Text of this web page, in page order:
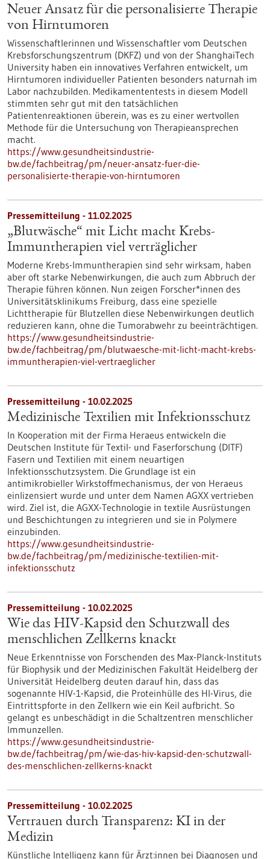
Neuer Ansatz für die personalisierte Therapie
von Hirntumoren
Wissenschaftlerinnen und Wissenschaftler vom Deutschen
Krebsforschungszentrum (DKFZ) und von der ShanghaiTech
University haben ein innovatives Verfahren entwickelt, um
Hirntumoren individueller Patienten besonders naturnah im
Labor nachzubilden. Medikamententests in diesem Modell
stimmten sehr gut mit den tatsächlichen
Patientenreaktionen überein, was es zu einer wertvollen
Methode für die Untersuchung von Therapieansprechen
macht.
https://www.gesundheitsindustrie-
bw.de/fachbeitrag/pm/neuer-ansatz-fuer-die-
personalisierte-therapie-von-hirntumoren
Pressemitteilung - 11.02.2025
„Blutwäsche“ mit Licht macht Krebs-
Immuntherapien viel verträglicher
Moderne Krebs-Immuntherapien sind sehr wirksam, haben
aber oft starke Nebenwirkungen, die auch zum Abbruch der
Therapie führen können. Nun zeigen Forscher*innen des
Universitätsklinikums Freiburg, dass eine spezielle
Lichttherapie für Blutzellen diese Nebenwirkungen deutlich
reduzieren kann, ohne die Tumorabwehr zu beeinträchtigen.
https://www.gesundheitsindustrie-
bw.de/fachbeitrag/pm/blutwaesche-mit-licht-macht-krebs-
immuntherapien-viel-vertraeglicher
Pressemitteilung - 10.02.2025
Medizinische Textilien mit Infektionsschutz
In Kooperation mit der Firma Heraeus entwickeln die
Deutschen Institute für Textil- und Faserforschung (DITF)
Fasern und Textilien mit einem neuartigen
Infektionsschutzsystem. Die Grundlage ist ein
antimikrobieller Wirkstoffmechanismus, der von Heraeus
einlizensiert wurde und unter dem Namen AGXX vertrieben
wird. Ziel ist, die AGXX-Technologie in textile Ausrüstungen
und Beschichtungen zu integrieren und sie in Polymere
einzubinden.
https://www.gesundheitsindustrie-
bw.de/fachbeitrag/pm/medizinische-textilien-mit-
infektionsschutz
Pressemitteilung - 10.02.2025
Wie das HIV-Kapsid den Schutzwall des
menschlichen Zellkerns knackt
Neue Erkenntnisse von Forschenden des Max-Planck-Instituts
für Biophysik und der Medizinischen Fakultät Heidelberg der
Universität Heidelberg deuten darauf hin, dass das
sogenannte HIV-1-Kapsid, die Proteinhülle des HI-Virus, die
Eintrittspforte in den Zellkern wie ein Keil aufbricht. So
gelangt es unbeschädigt in die Schaltzentren menschlicher
Immunzellen.
https://www.gesundheitsindustrie-
bw.de/fachbeitrag/pm/wie-das-hiv-kapsid-den-schutzwall-
des-menschlichen-zellkerns-knackt
Pressemitteilung - 10.02.2025
Vertrauen durch Transparenz: KI in der
Medizin
Künstliche Intelligenz kann für Ärzt:innen bei Diagnosen und